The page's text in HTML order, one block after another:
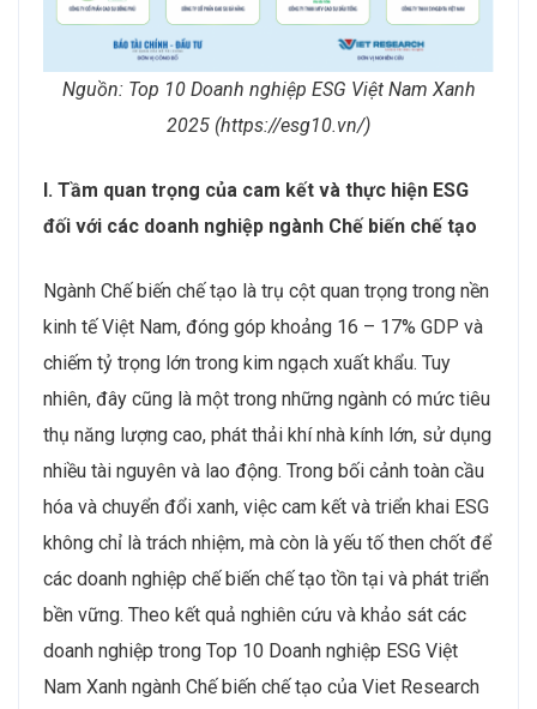
Nguồn: Top 10 Doanh nghiệp ESG Việt Nam Xanh
2025 (https://esg10.vn/)
I. Tầm quan trọng của cam kết và thực hiện ESG
đối với các doanh nghiệp ngành Chế biến chế tạo
Ngành Chế biến chế tạo là trụ cột quan trọng trong nền
kinh tế Việt Nam, đóng góp khoảng 16 – 17% GDP và
chiếm tỷ trọng lớn trong kim ngạch xuất khẩu. Tuy
nhiên, đây cũng là một trong những ngành có mức tiêu
thụ năng lượng cao, phát thải khí nhà kính lớn, sử dụng
nhiều tài nguyên và lao động. Trong bối cảnh toàn cầu
hóa và chuyển đổi xanh, việc cam kết và triển khai ESG
không chỉ là trách nhiệm, mà còn là yếu tố then chốt để
các doanh nghiệp chế biến chế tạo tồn tại và phát triển
bền vững. Theo kết quả nghiên cứu và khảo sát các
doanh nghiệp trong Top 10 Doanh nghiệp ESG Việt
Nam Xanh ngành Chế biến chế tạo của Viet Research